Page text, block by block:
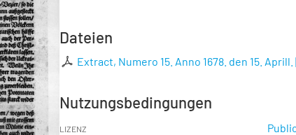
Dateien
Extract, Numero 15. Anno 1678. den 15. Aprill.
Nutzungsbedingungen
LIZENZ